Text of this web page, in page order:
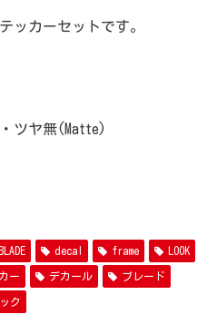
ッカーセットです。
ツヤ無(Matte)
decal frame LOOK
ー デカール ブレード
ク